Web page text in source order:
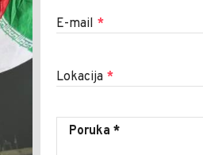
E-mail *
Lokacija *